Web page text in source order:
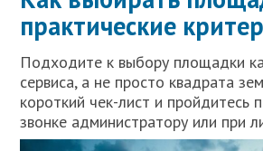
практические
Подходите к выбору площадки
сервиса, а не просто квадрата
короткий чек-лист и пройдитесь
звонке администратору или при